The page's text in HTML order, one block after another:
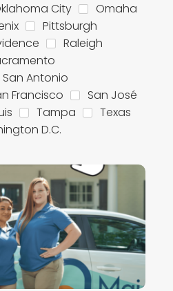
City
Omaha
Pittsburgh
Raleigh
San Antonio
Francisco
San José
Tampa
Texas
D.C.